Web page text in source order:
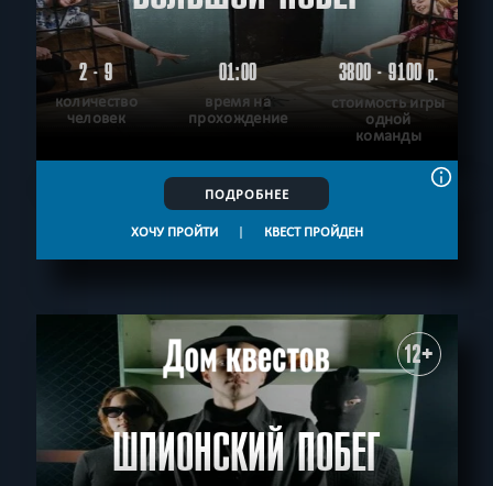
2 - 9
количество
человек
01:00
время на
прохождение
3800 - 9100р.
стоимость игры
одной
команды
ПОДРОБНЕЕ
ХОЧУ ПРОЙТИ | КВЕСТ ПРОЙДЕН
12+
ШПИОНСКИЙ ПОБЕГ